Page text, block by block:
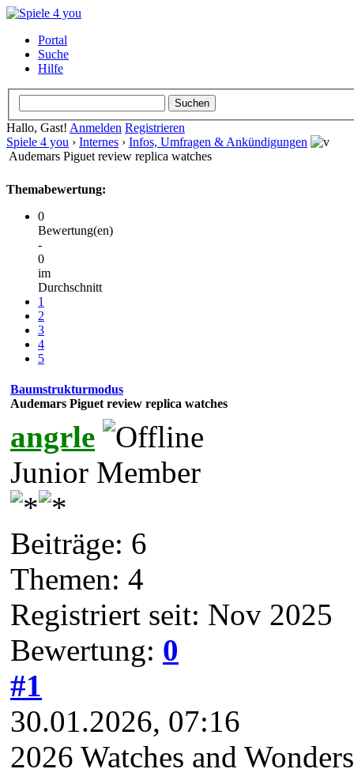
Portal
Suche
Hilfe
Hallo, Gast! Anmelden Registrieren
Spiele 4 you › Internes › Infos, Umfragen & Ankündigungen
Audemars Piguet review replica watches
Themabewertung:
0
Bewertung(en)
-
0
im
Durchschnitt
1
2
3
4
5
Baumstrukturmodus
Audemars Piguet review replica watches
angrle
Junior Member
Beiträge: 6
Themen: 4
Registriert seit: Nov 2025
Bewertung: 0
#1
30.01.2026, 07:16
2026 Watches and